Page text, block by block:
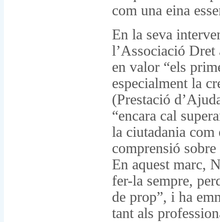
com una eina
En la seva
l’Associació
en valor “els
especialment la
(Prestació
“encara cal
la ciutadania
comprensió
En aquest marc,
fer-la sempre,
de prop”, i ha
tant als